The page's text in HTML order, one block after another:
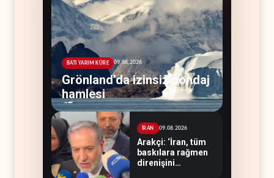
BATI YARIM KÜRE 09.08.2026
Grönland’da izinsiz sondaj
hamlesi
İRAN 09.08.2026
Arakçi: ‘İran, tüm
baskılara rağmen
direnişini